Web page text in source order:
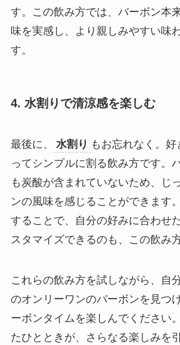
す。この飲み方では、バーボン本
味を実感し、より親しみやすい味
す。
4. 水割りで清涼感を楽しむ
最後に、 水割り もお忘れなく。
ってシンプルに割る飲み方です。
も炭酸が含まれていないため、じ
ンの風味を感じることができます
することで、自分の好みに合わせ
スタマイズできるのも、この飲み
これらの飲み方を試しながら、自
のオンリーワンのバーボンを見つ
ーボンタイムを楽しんでください
たひとときが、さらなる楽しみを